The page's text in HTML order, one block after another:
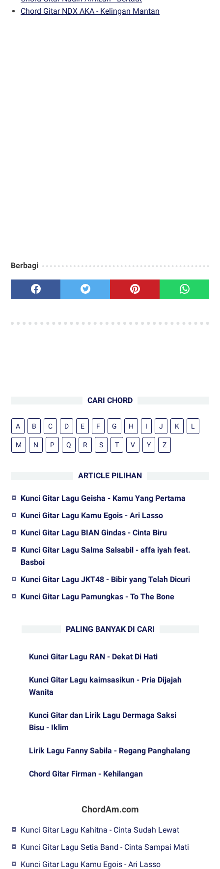
Chord Gitar NDX AKA - Kelingan Mantan
Berbagi
CARI CHORD
A B C D E F G H I J K L
M N P Q R S T V Y Z
ARTICLE PILIHAN
Kunci Gitar Lagu Geisha - Kamu Yang Pertama
Kunci Gitar Lagu Kamu Egois - Ari Lasso
Kunci Gitar Lagu BIAN Gindas - Cinta Biru
Kunci Gitar Lagu Salma Salsabil - affa iyah feat.
Basboi
Kunci Gitar Lagu JKT48 - Bibir yang Telah Dicuri
Kunci Gitar Lagu Pamungkas - To The Bone
PALING BANYAK DI CARI
Kunci Gitar Lagu RAN - Dekat Di Hati
Kunci Gitar Lagu kaimsasikun - Pria Dijajah
Wanita
Kunci Gitar dan Lirik Lagu Dermaga Saksi
Bisu - Iklim
Lirik Lagu Fanny Sabila - Regang Panghalang
Chord Gitar Firman - Kehilangan
ChordAm.com
Kunci Gitar Lagu Kahitna - Cinta Sudah Lewat
Kunci Gitar Lagu Setia Band - Cinta Sampai Mati
Kunci Gitar Lagu Kamu Egois - Ari Lasso